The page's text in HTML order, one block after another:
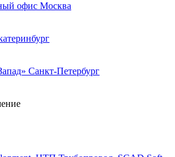
офис Москва
Санкт-Петербург